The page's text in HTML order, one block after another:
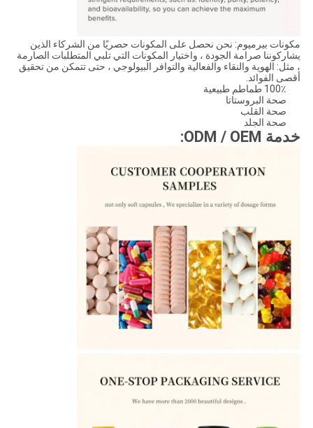
مكونات بيرميوم: نحن نحصل على المكونات حصريًا من الشركاء الذين
يشاركوننا صرامة الجودة ، واختيار المكونات التي تلبي المتطلبات الصارمة
، مثل: الهوية والنقاء والفعالية والتوافر البيولوجي ، حتى تتمكن من تحقيق
أقصى الفوائد.
100٪ طماطم طبيعية
صحة البروستاتا
صحة القلب
صحة الجلد
خدمة ODM / OEM: